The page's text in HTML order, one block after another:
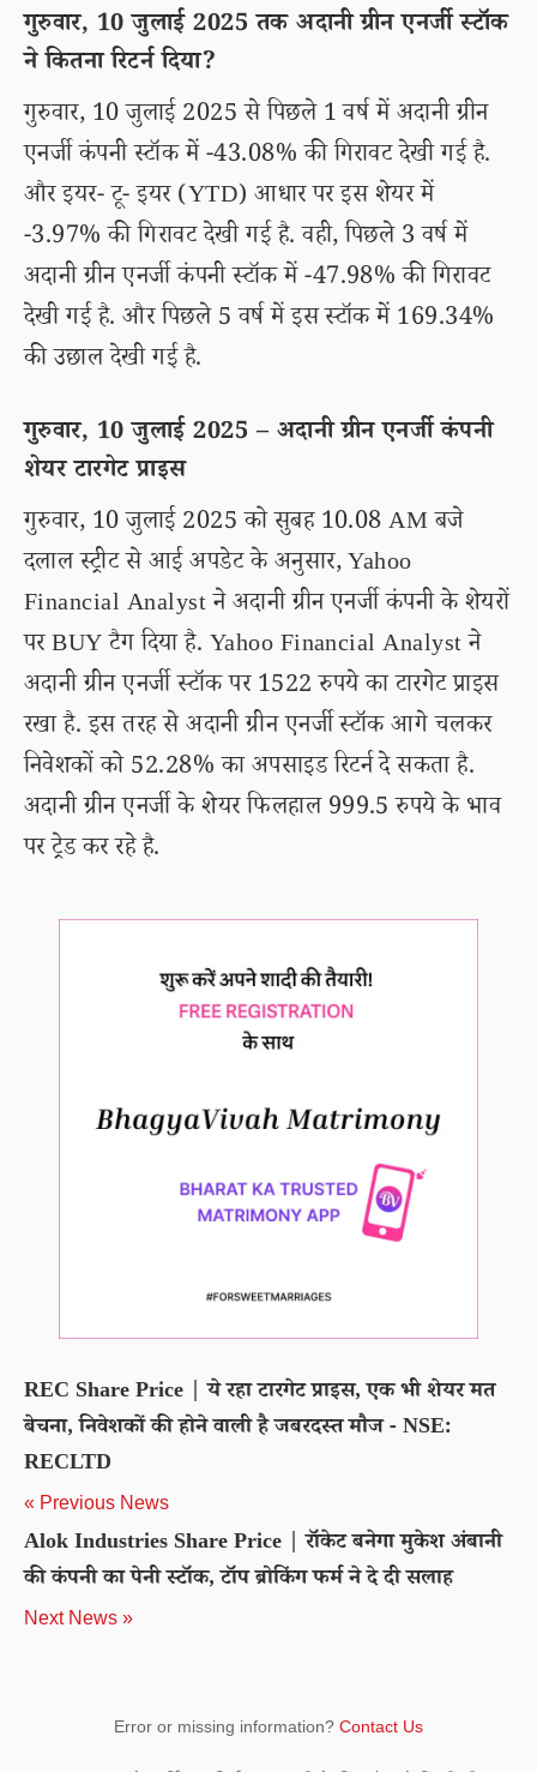
गुरुवार, 10 जुलाई 2025 तक अदानी ग्रीन एनर्जी स्टॉक
ने कितना रिटर्न दिया?
गुरुवार, 10 जुलाई 2025 से पिछले 1 वर्ष में अदानी ग्रीन
एनर्जी कंपनी स्टॉक में -43.08% की गिरावट देखी गई है.
और इयर- टू- इयर (YTD) आधार पर इस शेयर में
-3.97% की गिरावट देखी गई है. वही, पिछले 3 वर्ष में
अदानी ग्रीन एनर्जी कंपनी स्टॉक में -47.98% की गिरावट
देखी गई है. और पिछले 5 वर्ष में इस स्टॉक में 169.34%
की उछाल देखी गई है.
गुरुवार, 10 जुलाई 2025 – अदानी ग्रीन एनर्जी कंपनी
शेयर टारगेट प्राइस
गुरुवार, 10 जुलाई 2025 को सुबह 10.08 AM बजे
दलाल स्ट्रीट से आई अपडेट के अनुसार, Yahoo
Financial Analyst ने अदानी ग्रीन एनर्जी कंपनी के शेयरों
पर BUY टैग दिया है. Yahoo Financial Analyst ने
अदानी ग्रीन एनर्जी स्टॉक पर 1522 रुपये का टारगेट प्राइस
रखा है. इस तरह से अदानी ग्रीन एनर्जी स्टॉक आगे चलकर
निवेशकों को 52.28% का अपसाइड रिटर्न दे सकता है.
अदानी ग्रीन एनर्जी के शेयर फिलहाल 999.5 रुपये के भाव
पर ट्रेड कर रहे है.
REC Share Price | ये रहा टारगेट प्राइस, एक भी शेयर मत
बेचना, निवेशकों की होने वाली है जबरदस्त मौज - NSE:
RECLTD
« Previous News
Alok Industries Share Price | रॉकेट बनेगा मुकेश अंबानी
की कंपनी का पेनी स्टॉक, टॉप ब्रोकिंग फर्म ने दे दी सलाह
Next News »
Error or missing information? Contact Us